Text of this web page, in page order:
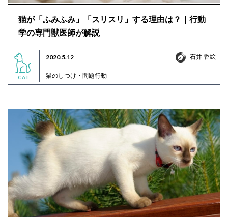
猫が「ふみふみ」「スリスリ」する理由は？｜行動
学の専門獣医師が解説
CAT
2020.5.12 石井 香絵
石井 香絵
猫のしつけ・問題行動